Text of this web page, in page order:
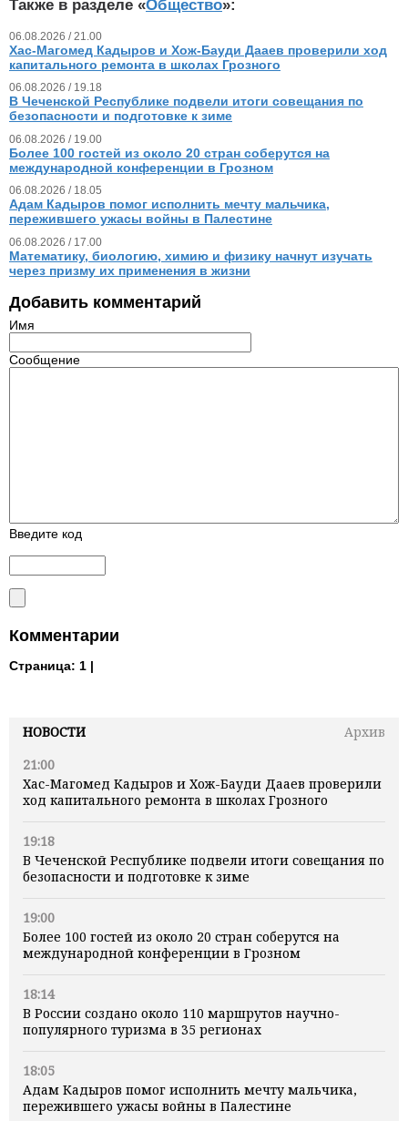
НОВОСТИ
Архив
21:00
Хас-Магомед Кадыров и Хож-Бауди Дааев проверили
ход капитального ремонта в школах Грозного
19:18
В Чеченской Республике подвели итоги совещания по
безопасности и подготовке к зиме
19:00
Более 100 гостей из около 20 стран соберутся на
международной конференции в Грозном
18:14
В России создано около 110 маршрутов научно-
популярного туризма в 35 регионах
18:05
Адам Кадыров помог исполнить мечту мальчика,
пережившего ужасы войны в Палестине
Также в разделе «Общество»:
06.08.2026 / 21.00
Хас-Магомед Кадыров и Хож-Бауди Дааев проверили ход
капитального ремонта в школах Грозного
06.08.2026 / 19.18
В Чеченской Республике подвели итоги совещания по
безопасности и подготовке к зиме
06.08.2026 / 19.00
Более 100 гостей из около 20 стран соберутся на
международной конференции в Грозном
06.08.2026 / 18.05
Адам Кадыров помог исполнить мечту мальчика,
пережившего ужасы войны в Палестине
06.08.2026 / 17.00
Математику, биологию, химию и физику начнут изучать
через призму их применения в жизни
Добавить комментарий
Имя
Сообщение
Введите код
Комментарии
Страница: 1 |